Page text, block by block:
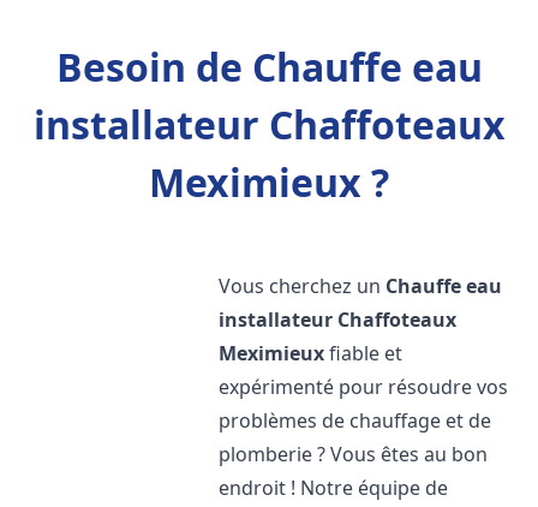
Besoin de Chauffe eau
installateur Chaffoteaux
Meximieux ?
Vous cherchez un Chauffe eau
installateur Chaffoteaux
Meximieuxfiable et
expérimenté pour résoudre vos
problèmes de chauffage et de
plomberie ? Vous êtes au bon
endroit ! Notre équipe de